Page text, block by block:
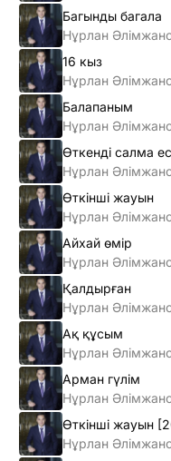
Багынды багала
Нұрлан
16 кыз
Нұрлан
Балапаным
Нұрлан
Өткенді салма
Нұрлан
Өткінші жауын
Айхай өмір
Нұрлан
Қалдырған
Нұрлан
Ақ құсым
Нұрлан
Арман гүлім
Нұрлан
Өткiншi жауын